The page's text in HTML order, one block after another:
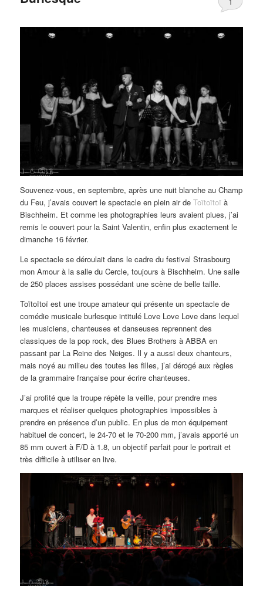
Souvenez-vous, en septembre, après une nuit blanche au Champ
du Feu, j’avais couvert le spectacle en plein air deToïtoïtoï à
Bischheim. Et comme les photographies leurs avaient plues, j’ai
remis le couvert pour la Saint Valentin, enfin plus exactement le
dimanche 16 février.
Le spectacle se déroulait dans le cadre du festival Strasbourg
mon Amour à la salle du Cercle, toujours à Bischheim. Une salle
de 250 places assises possédant une scène de belle taille.
Toïtoïtoï est une troupe amateur qui présente un spectacle de
comédie musicale burlesque intitulé Love Love Love dans lequel
les musiciens, chanteuses et danseuses reprennent des
classiques de la pop rock, des Blues Brothers à ABBA en
passant par La Reine des Neiges. Il y a aussi deux chanteurs,
mais noyé au milieu des toutes les filles, j’ai dérogé aux règles
de la grammaire française pour écrire chanteuses.
J’ai profité que la troupe répète la veille, pour prendre mes
marques et réaliser quelques photographies impossibles à
prendre en présence d’un public. En plus de mon équipement
habituel de concert, le 24-70 et le 70-200 mm, j’avais apporté un
85 mm ouvert à F/D à 1.8, un objectif parfait pour le portrait et
très difficile à utiliser en live.